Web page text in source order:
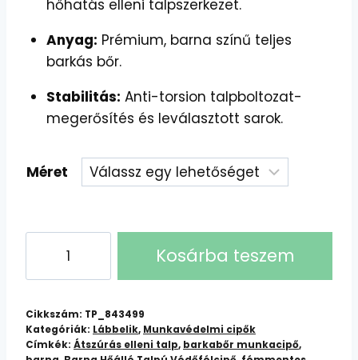
hőhatás elleni talpszerkezet.
Anyag: Prémium, barna színű teljes
barkás bőr.
Stabilitás: Anti-torsion talpboltozat-
megerősítés és leválasztott sarok.
Méret
HRO
SRC
Barna
Hőálló
Kosárba teszem
Cikkszám: TP_843499
Kategóriák: Lábbelik, Munkavédelmi cipők
Címkék: Átszúrás elleni talp, barkabőr munkacipő,